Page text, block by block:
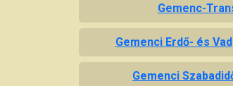
Gemenc-
Gemenci Erdő- és
Gemenci